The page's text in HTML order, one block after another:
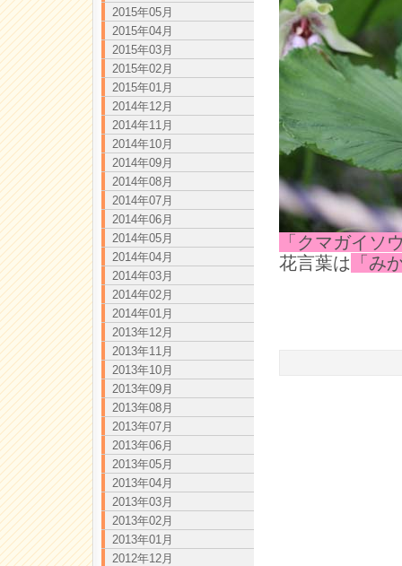
「クマガイソ
花言葉は 「み
2015年05月
2015年04月
2015年03月
2015年02月
2015年01月
2014年12月
2014年11月
2014年10月
2014年09月
2014年08月
2014年07月
2014年06月
2014年05月
2014年04月
2014年03月
2014年02月
2014年01月
2013年12月
2013年11月
2013年10月
2013年09月
2013年08月
2013年07月
2013年06月
2013年05月
2013年04月
2013年03月
2013年02月
2013年01月
2012年12月